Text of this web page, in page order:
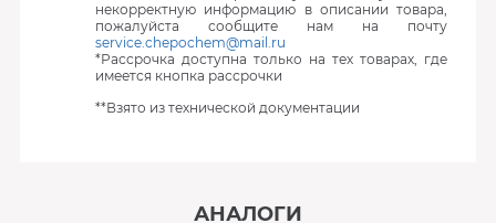
некорректную информацию в описании товара,
пожалуйста сообщите нам на почту
service.chepochem@mail.ru
*Рассрочка доступна только на тех товарах, где
имеется кнопка рассрочки
**Взято из технической документации
АНАЛОГИ